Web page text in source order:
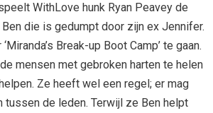
WithLove hunk Ryan Peavey de
die is gedumpt door zijn ex Jennifer.
Break-up Boot Camp’ te gaan.
mensen met gebroken harten te helen
Ze heeft wel een regel; er mag
tussen de leden. Terwijl ze Ben helpt